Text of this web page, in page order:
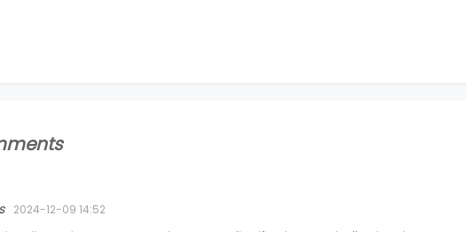
2024-12-09 14:52